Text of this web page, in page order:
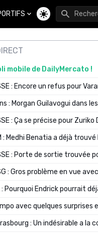
Changer de
mobile de DailyMercato !
: Encore un refus pour
: Morgan Guilavogui dans les
: Ça se précise pour Zuriko
: Medhi Benatia a déjà
: Porte de sortie trouvée
: Gros problème en vue
: Pourquoi Endrick pourrait
avec quelques surprises
: Un indésirable a la